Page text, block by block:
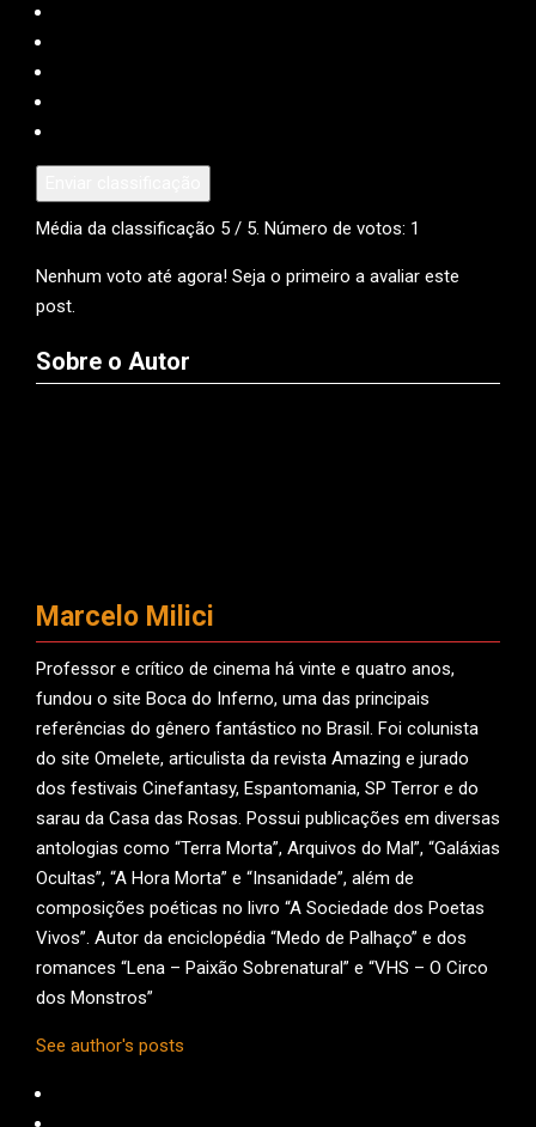
Média da classificação 5 / 5. Número de votos: 1
Nenhum voto até agora! Seja o primeiro a avaliar este
post.
Sobre o Autor
Marcelo Milici
Professor e crítico de cinema há vinte e quatro anos,
fundou o site Boca do Inferno, uma das principais
referências do gênero fantástico no Brasil. Foi colunista
do site Omelete, articulista da revista Amazing e jurado
dos festivais Cinefantasy, Espantomania, SP Terror e do
sarau da Casa das Rosas. Possui publicações em diversas
antologias como “Terra Morta”, Arquivos do Mal”, “Galáxias
Ocultas”, “A Hora Morta” e “Insanidade”, além de
composições poéticas no livro “A Sociedade dos Poetas
Vivos”. Autor da enciclopédia “Medo de Palhaço” e dos
romances “Lena – Paixão Sobrenatural” e “VHS – O Circo
dos Monstros”
See author's posts